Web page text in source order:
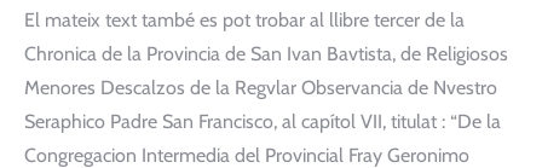
El mateix text també es pot trobar al llibre tercer de la
Chronica de la Provincia de San Ivan Bavtista, de Religiosos
Menores Descalzos de la Regvlar Observancia de Nvestro
Seraphico Padre San Francisco, al capítol VII, titulat : “De la
Congregacion Intermedia del Provincial Fray Geronimo